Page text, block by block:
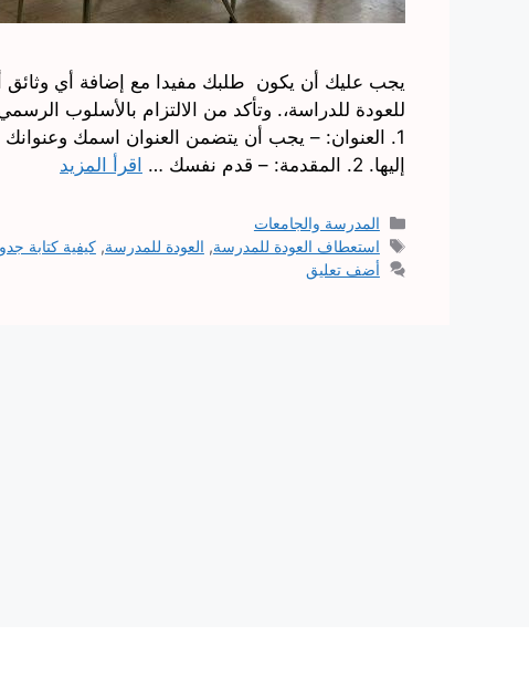
يجب عليك أن يكون طلبك مفيدا مع إضافة أي
للعودة للدراسة،. وتأكد من الالتزام بالأسلوب
1. العنوان: – يجب أن يتضمن العنوان اسمك
إليها. 2. المقدمة: – قدم نفسك …
اقرأ المزيد
التصنيفات
المدرسة والجامعات
الوسوم
استعطاف العودة للمدرسة, العودة للمدرسة,كيفية كتابة
أضف تعليق